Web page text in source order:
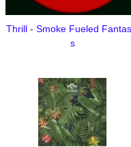
Thrill - Smoke Fueled
s